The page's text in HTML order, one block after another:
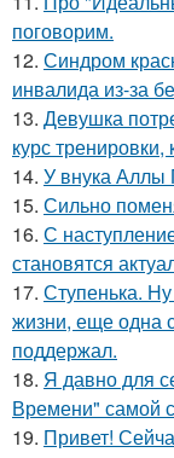
поговорим.
12. Синдром
инвалида из-за
13. Девушка
курс
14. У внука Аллы
15. Сильно
16. С
становятся
17. Ступенька.
жизни, еще одна
поддержал.
18. Я давно для
Времени" самой
19. Привет!